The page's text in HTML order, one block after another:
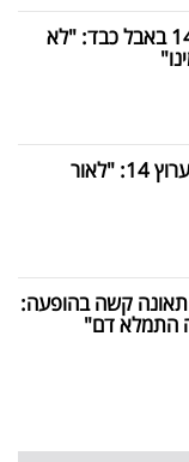
יעקב ברדוגו וערוץ 14 באבל כבד: "לא
מגי טביבי נפרדת מערוץ 14: "לאור
קשה בהופעה:
התמלא דם"